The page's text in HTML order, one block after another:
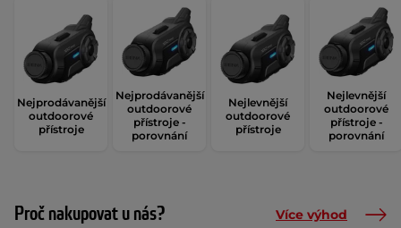
Nejprodávanější
outdoorové
přístroje
Nejprodávanější
outdoorové
přístroje -
porovnání
Nejlevnější
outdoorové
přístroje
Nejlevnější
outdoorové
přístroje -
porovnání
Proč nakupovat u nás? Více výhod